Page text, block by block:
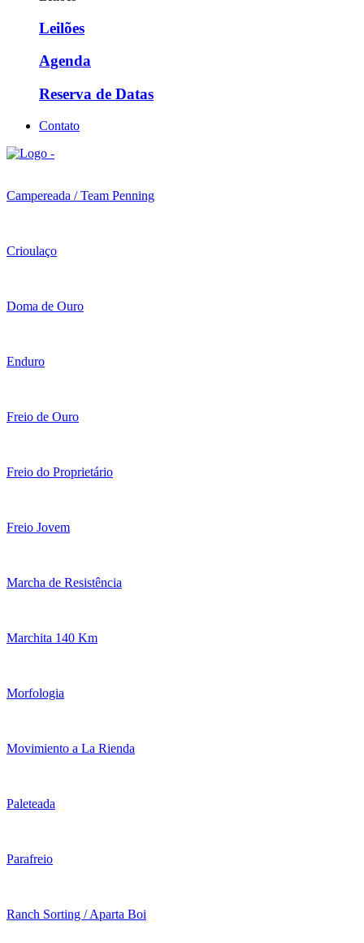
Leilões
Agenda
Reserva de Datas
Contato
Campereada / Team Penning
Crioulaço
Doma de Ouro
Enduro
Freio de Ouro
Freio do Proprietário
Freio Jovem
Marcha de Resistência
Marchita 140 Km
Morfologia
Movimiento a La Rienda
Paleteada
Parafreio
Ranch Sorting / Aparta Boi